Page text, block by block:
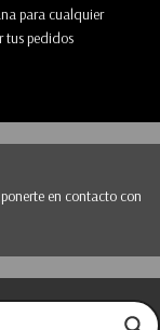
para cualquier
tus pedidos
en contacto con